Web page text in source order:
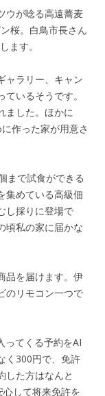
ウが唸る高遠蕎麦
桜。白鳥市長さん
ます。
ャラリー、キャン
いるそうです。
ました。ほかに
作った家が用意さ
まで試食ができる
集めている高級佃
し採りに登場で
頃私の家に届かな
品を届けます。伊
のリモコン一つで
ってくる予約をAI
く300円で、免許
した方はなんと
して将来免許を